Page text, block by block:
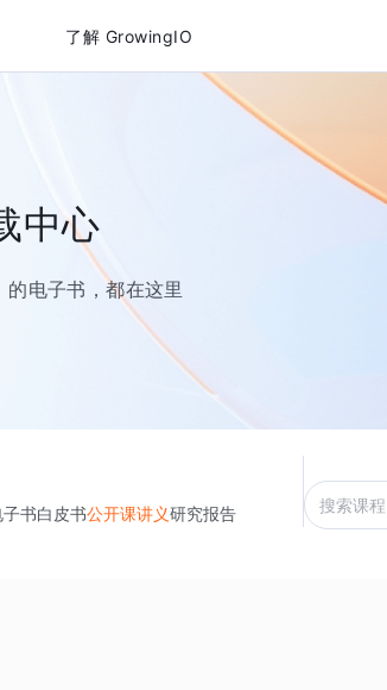
了解 GrowingIO
中心
电子书，都在这里
子书白皮书公开课讲义研究报告